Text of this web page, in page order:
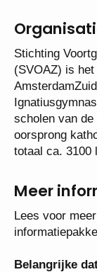
Stichting
(SVOAZ) is
scholen van
oorsprong
totaal ca. 3100
Meer
Lees voor
Belangrijke